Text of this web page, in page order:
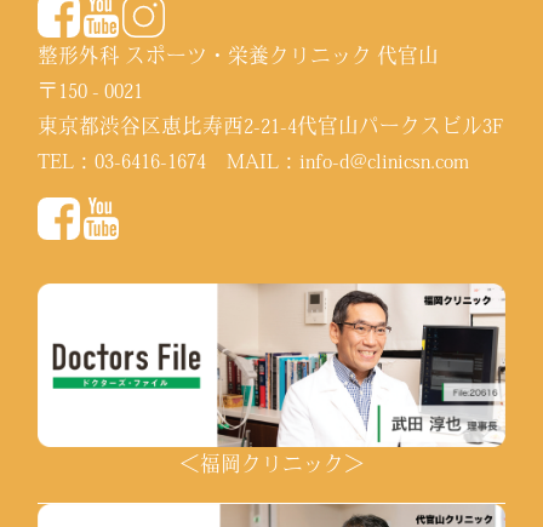
整形外科 スポーツ・栄養クリニック 代官山
〒150 - 0021
東京都渋谷区恵比寿西2-21-4代官山パークスビル3F
TEL：03-6416-1674 MAIL：info-d@clinicsn.com
＜福岡クリニック＞